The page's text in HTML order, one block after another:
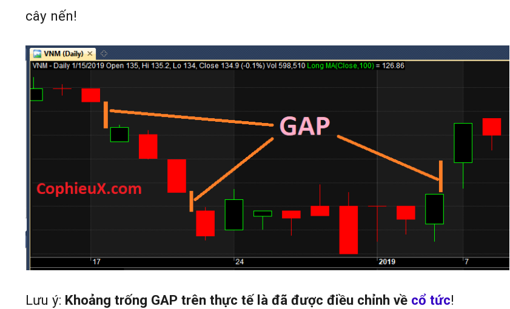
cây nến!
Lưu ý: Khoảng trống GAP trên thực tế là đã được điều chỉnh về cổ tức!